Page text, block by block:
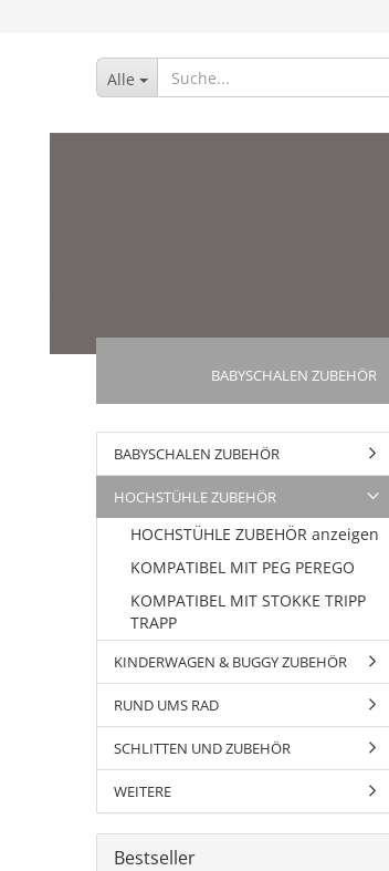
Alle
BABYSCHALEN ZUBEHÖR
BABYSCHALEN ZUBEHÖR
HOCHSTÜHLE ZUBEHÖR
HOCHSTÜHLE ZUBEHÖR anzeigen
KOMPATIBEL MIT PEG PEREGO
KOMPATIBEL MIT STOKKE TRIPP
TRAPP
KINDERWAGEN & BUGGY ZUBEHÖR
RUND UMS RAD
SCHLITTEN UND ZUBEHÖR
WEITERE
Bestseller